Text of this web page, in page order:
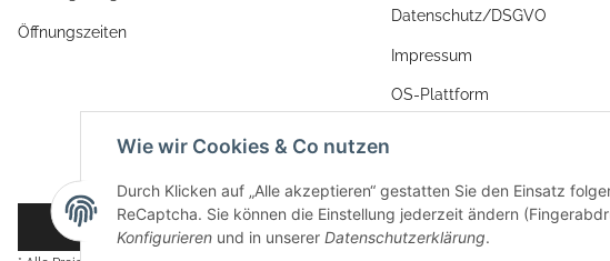
Wie wir Cookies & Co nutzen
Durch Klicken auf „Alle akzeptieren“ gestatten Sie den Einsatz
ReCaptcha. Sie können die Einstellung jederzeit ändern
Konfigurieren und in unserer Datenschutzerklärung.
Öffnungszeiten
Datenschutz/DSGVO
Impressum
OS-Plattform
Vertrag widerrufen